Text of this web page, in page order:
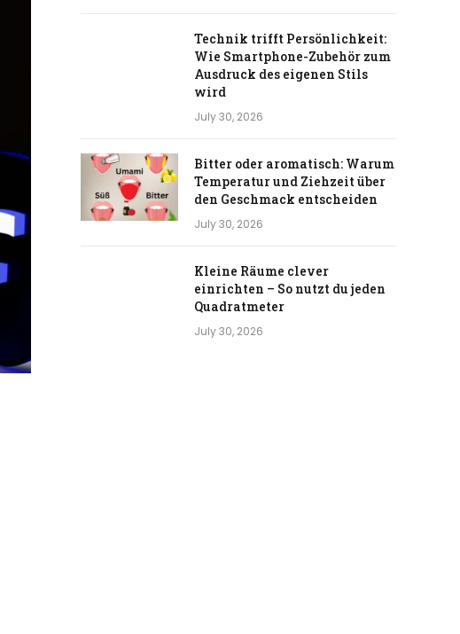
Technik trifft Persönlichkeit:
Wie Smartphone-Zubehör zum
Ausdruck des eigenen Stils
wird
July 30, 2026
Bitter oder aromatisch: Warum
Temperatur und Ziehzeit über
den Geschmack entscheiden
July 30, 2026
Kleine Räume clever
einrichten – So nutzt du jeden
Quadratmeter
July 30, 2026